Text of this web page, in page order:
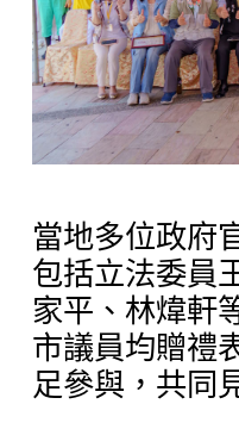
當地多位政府
包括立法委員
家平、林煒軒
市議員均贈禮
足參與，共同